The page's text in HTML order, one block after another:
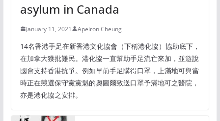
asylum in Canada
January 11, 2021 Apeiron Cheung
14名香港手足在新香港文化協會（下稱港化協）協助底下，
在加拿大獲批難民。港化協一直幫助手足流亡來加，並遊說
國會支持香港抗爭。例如早前手足購得口罩，上滿地可與當
時正在競選保守黨黨魁的奧圖爾致送口罩予滿地可之醫院，
亦是港化協之安排。